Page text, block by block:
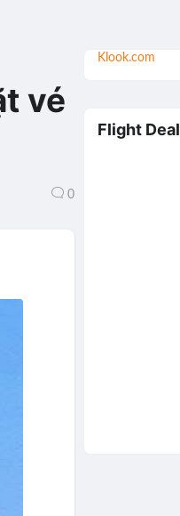
vé
0
Klook.com
Flight Deal